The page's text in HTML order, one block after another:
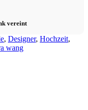
vereint
, Designer, Hochzeit,
wang